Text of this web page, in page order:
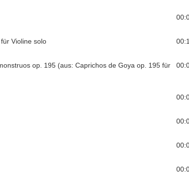
Violine solo
op. 195 (aus: Caprichos de Goya op. 195 für